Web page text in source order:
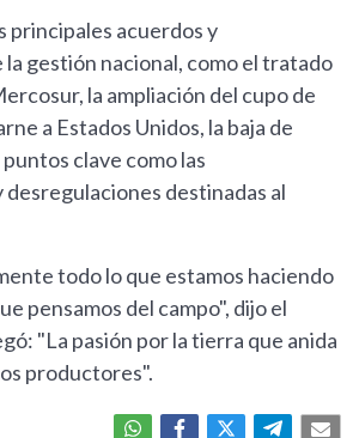
principales acuerdos y
la gestión nacional, como el tratado
la ampliación del cupo de
a Estados Unidos, la baja de
clave como las
destinadas al
todo lo que estamos haciendo
pensamos del campo", dijo el
"La pasión por la tierra que anida
productores".